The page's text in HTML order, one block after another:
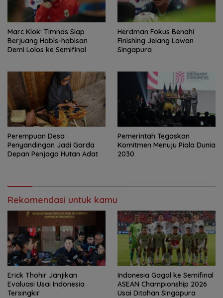
Marc Klok: Timnas Siap
Berjuang Habis-habisan
Demi Lolos ke Semifinal
Herdman Fokus Benahi
Finishing Jelang Lawan
Singapura
Perempuan Desa
Penyandingan Jadi Garda
Depan Penjaga Hutan Adat
Pemerintah Tegaskan
Komitmen Menuju Piala Dunia
2030
Rekomendasi untuk kamu
Erick Thohir Janjikan
Evaluasi Usai Indonesia
Tersingkir
Indonesia Gagal ke Semifinal
ASEAN Championship 2026
Usai Ditahan Singapura